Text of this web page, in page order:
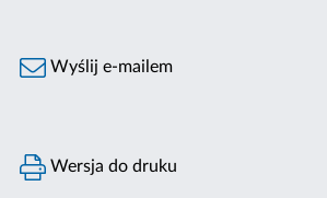
Wyślij e-mailem
Wersja do druku